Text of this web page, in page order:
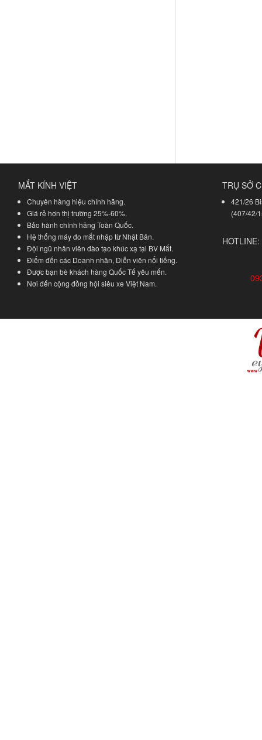
MẮT KÍNH VIỆT
Chuyên hàng hiệu chính hãng.
Giá rẻ hơn thị trường 25%-60%.
Bảo hành chính hãng Toàn Quốc.
Hệ thống máy đo mắt nhập từ Nhật Bản.
Đội ngũ nhân viên đào tạo khúc xạ tại BV Mắt.
Điểm đến các Doanh nhân, Diễn viên nổi tiếng.
Được bạn bè khách hàng Quốc Tế yêu mến.
Nơi đến cộng đồng hội siêu xe Việt Nam.
TRỤ SỞ
421/26
(407/42/
HOTLINE: